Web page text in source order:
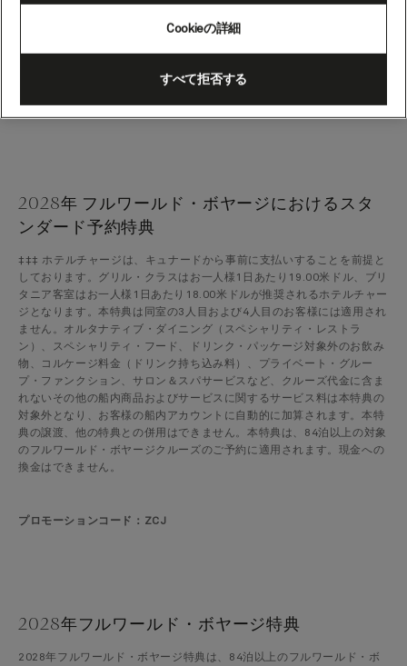
金には定員制があり、変更される場合があります。代金は日本円で表示
2028年 フルワールド・ボヤージにおけるスタ
ンダード予約特典
‡‡‡ ホテルチャージは、キュナードから事前に支払いすることを前提と
しております。グリル・クラスはお一人様1日あたり19.00米ドル、ブリ
タニア客室はお一人様1日あたり18.00米ドルが推奨されるホテルチャー
ジとなります。本特典は同室の3人目および4人目のお客様には適用され
ません。オルタナティブ・ダイニング（スペシャリティ・レストラ
ン）、スペシャリティ・フード、ドリンク・パッケージ対象外のお飲み
物、コルケージ料金（ドリンク持ち込み料）、プライベート・グルー
プ・ファンクション、サロン＆スパサービスなど、クルーズ代金に含ま
れないその他の船内商品およびサービスに関するサービス料は本特典の
対象外となり、お客様の船内アカウントに自動的に加算されます。本特
典の譲渡、他の特典との併用はできません。本特典は、84泊以上の対象
のフルワールド・ボヤージクルーズのご予約に適用されます。現金への
換金はできません。
プロモーションコード：ZCJ
2028年フルワールド・ボヤージ特典
2028年フルワールド・ボヤージ特典は、84泊以上のフルワールド・ボ
Cookieの詳細
すべて拒否する